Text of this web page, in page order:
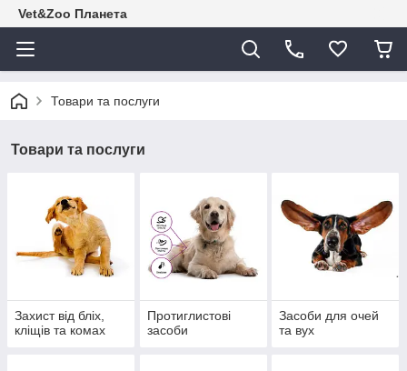
Vet&Zoo Планета
Товари та послуги
Товари та послуги
Захист від бліх,
кліщів та комах
Протиглистові
засоби
Засоби для очей
та вух